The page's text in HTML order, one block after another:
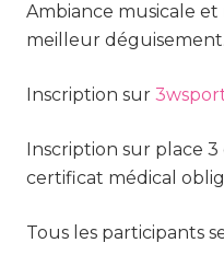
Ambiance musicale
meilleur déguisement.
Inscription sur
Inscription sur place
certificat médical
Tous les participants